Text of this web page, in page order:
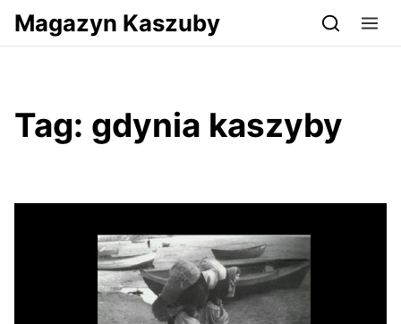
Przejdź do serwisu magazynkaszuby.pl
Magazyn Kaszuby
Tag: gdynia kaszyby